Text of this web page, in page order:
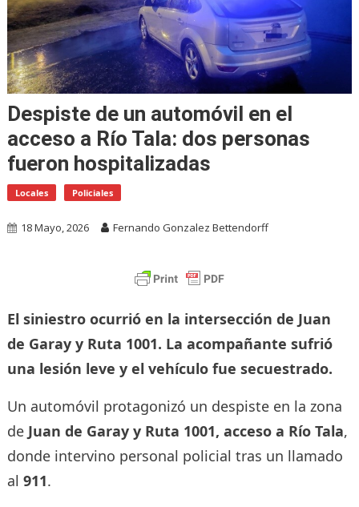
Despiste de un automóvil en el
acceso a Río Tala: dos personas
fueron hospitalizadas
Locales Policiales
18 Mayo, 2026 Fernando Gonzalez Bettendorff
El siniestro ocurrió en la intersección de Juan
de Garay y Ruta 1001. La acompañante sufrió
una lesión leve y el vehículo fue secuestrado.
Un automóvil protagonizó un despiste en la zona
de Juan de Garay y Ruta 1001, acceso a Río Tala,
donde intervino personal policial tras un llamado
al 911.